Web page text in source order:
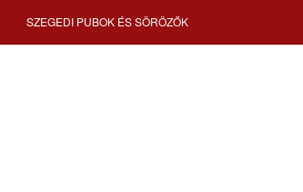
SZEGEDI PUBOK ÉS SÖRÖZŐK